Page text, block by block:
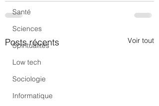
Santé
Sciences
Spiritualités
Low tech
Sociologie
Informatique
Posts récents Voir tout